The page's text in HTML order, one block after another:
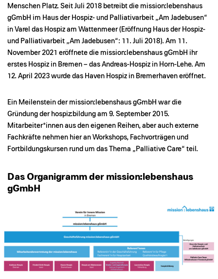
Menschen Platz. Seit Juli 2018 betreibt die mission:lebenshaus
gGmbH im Haus der Hospiz- und Palliativarbeit „Am Jadebusen“
in Varel das Hospiz am Wattenmeer (Eröffnung Haus der Hospiz-
und Palliativarbeit „Am Jadebusen“: 11. Juli 2018). Am 11.
November 2021 eröffnete die mission:lebenshaus gGmbH ihr
erstes Hospiz in Bremen – das Andreas-Hospiz in Horn-Lehe. Am
12. April 2023 wurde das Haven Hospiz in Bremerhaven eröffnet.
Ein Meilenstein der mission:lebenshaus gGmbH war die
Gründung der hospiz:bildung am 9. September 2015.
Mitarbeiter*innen aus den eigenen Reihen, aber auch externe
Fachkräfte nehmen hier an Workshops, Fachvorträgen und
Fortbildungskursen rund um das Thema „Palliative Care“ teil.
Das Organigramm der mission:lebenshaus
gGmbH